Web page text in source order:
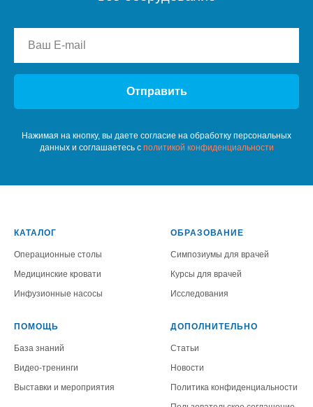
Отправить
Нажимая на кнопку, вы даете согласие на обработку персональных
данных и соглашаетесь c политикой конфиденциальности
КАТАЛОГ
Операционные столы
Медицинские кровати
Инфузионные насосы
ОБРАЗОВАНИЕ
Симпозиумы для врачей
Курсы для врачей
Исследования
ПОМОЩЬ
База знаний
Видео-тренинги
Выставки и мероприятия
ДОПОЛНИТЕЛЬНО
Статьи
Новости
Политика конфиденциальности